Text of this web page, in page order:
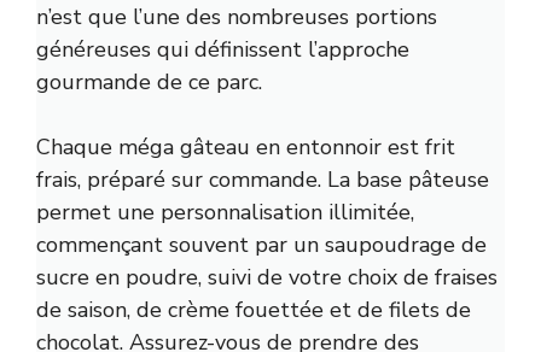
n’est que l’une des nombreuses portions
généreuses qui définissent l’approche
gourmande de ce parc.
Chaque méga gâteau en entonnoir est frit
frais, préparé sur commande. La base pâteuse
permet une personnalisation illimitée,
commençant souvent par un saupoudrage de
sucre en poudre, suivi de votre choix de fraises
de saison, de crème fouettée et de filets de
chocolat. Assurez-vous de prendre des